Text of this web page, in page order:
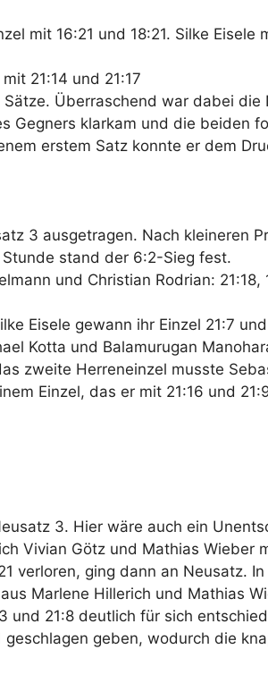
mit 16:21 und 18:21. Silke
21:14 und 21:17
Überraschend war dabei die
klarkam und die beiden
erstem Satz konnte er dem
3 ausgetragen. Nach kleineren
stand der 6:2-Sieg fest.
und Christian Rodrian:
Eisele gewann ihr Einzel 21:7
Kotta und Balamurugan
zweite Herreneinzel musste
Einzel, das er mit 21:16 und
3. Hier wäre auch ein
Vivian Götz und Mathias Wieber
verloren, ging dann an Neusatz.
Marlene Hillerich und Mathias
21:8 deutlich für sich
geben, wodurch die